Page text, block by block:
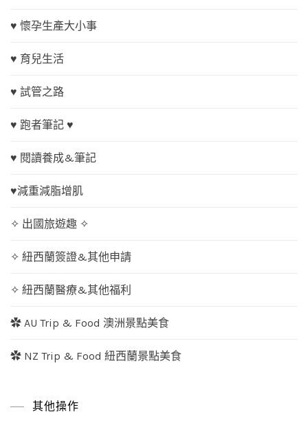
♥ 懷孕生產大小事
♥ 育兒生活
♥ 試管之路
♥ 跑者筆記 ♥
♥ 閱讀養成&筆記
♥減重減脂增肌
✧ 出國旅遊趣 ✧
✧ 紐西蘭簽證&其他申請
✧ 紐西蘭醫療&其他福利
✿ AU Trip & Food 澳洲景點美食
✿ NZ Trip & Food 紐西蘭景點美食
其他操作